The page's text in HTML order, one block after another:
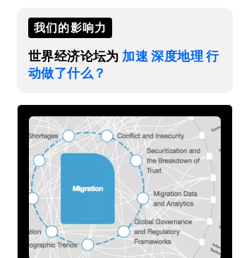
我们的影响力
世界经济论坛为 加速 深度地理 行
动做了什么？